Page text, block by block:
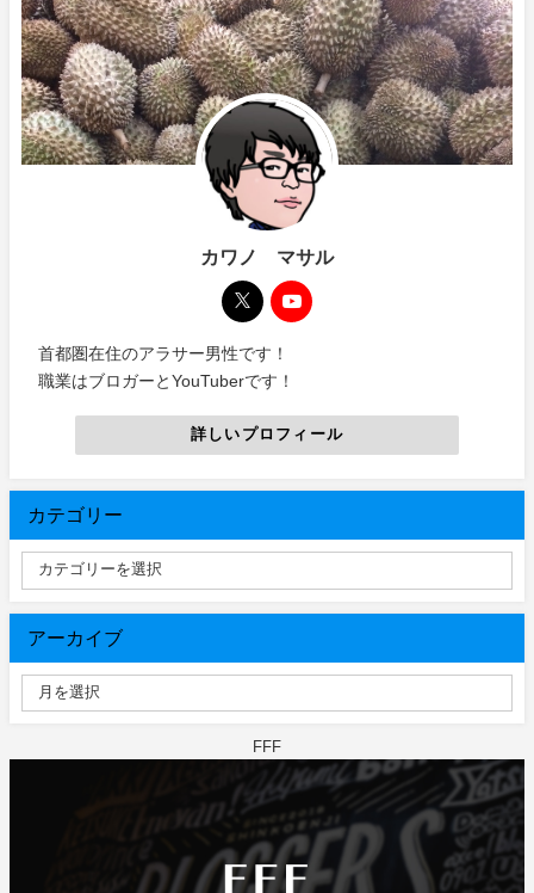
カワノ マサル
首都圏在住のアラサー男性です！
職業はブロガーとYouTuberです！
詳しいプロフィール
カテゴリー
アーカイブ
FFF